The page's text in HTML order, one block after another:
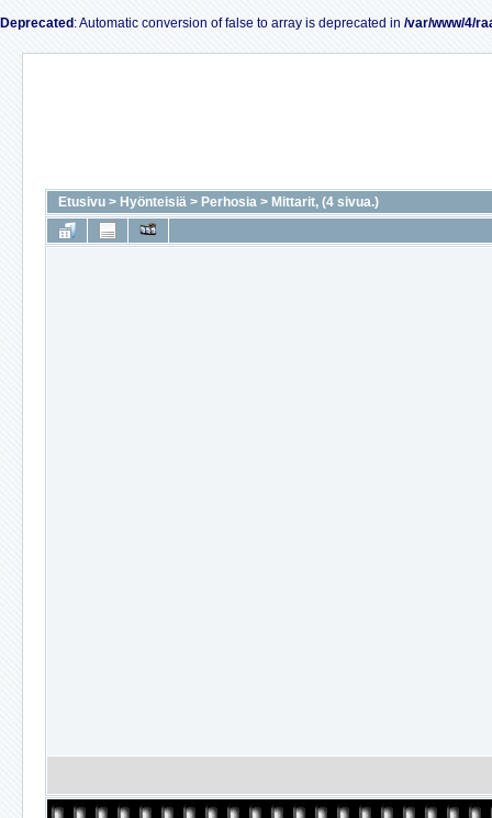
Deprecated : Automatic conversion of false to array is deprecated in /var/www/4/
Etusivu > Hyönteisiä > Perhosia > Mittarit, (4 sivua.)